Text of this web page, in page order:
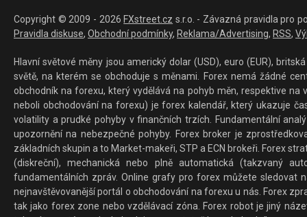
Copyright © 2009 - 2026 FXstreet.cz s.r.o. - Závazná pravidla pro
Pravidla diskuse, Obchodní podmínky, Reklama/Advertising, RSS,
Hlavní světové měny jsou americký dolar (USD), euro (EUR),
světě, na kterém se obchoduje s měnami. Forex nemá žádné
obchodník na forexu, který vydělává na pohyb měn, respektive
neboli obchodování na forexu) je forex kalendář, který ukazuje
volatility a prudké pohyby v finančních trzích. Fundamentální
upozornění na nebezpečné pohyby. Forex broker je
základních skupin a to Market-makeři, STP a ECN brokeři. Forex
(diskreční), mechanická nebo plně automatická (takzvaný
fundamentálních zpráv. Online grafy pro forex můžete sledovat
nejnavštěvovanější portál o obchodování na forexu u nás. Forex
tak jako forex zone nebo vzdělávací zóna. Forex robot je jiný